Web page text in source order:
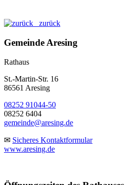
zurück
Gemeinde Aresing
Rathaus
St.-Martin-Str. 16
86561 Aresing
08252 91044-50
08252 6404
gemeinde@aresing.de
✉ Sicheres Kontaktformular
www.aresing.de